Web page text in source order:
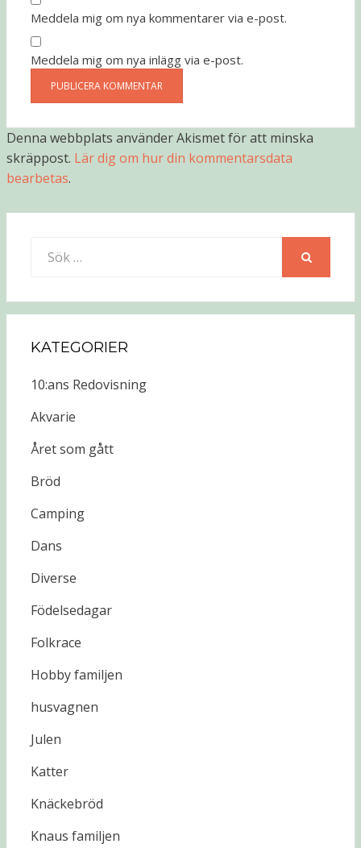
Meddela mig om nya kommentarer via e-post.
Meddela mig om nya inlägg via e-post.
Denna webbplats använder Akismet för att minska
skräppost. Lär dig om hur din kommentarsdata
bearbetas.
efter:
KATEGORIER
10:ans Redovisning
Akvarie
Året som gått
Bröd
Camping
Dans
Diverse
Födelsedagar
Folkrace
Hobby familjen
husvagnen
Julen
Katter
Knäckebröd
Knaus familjen